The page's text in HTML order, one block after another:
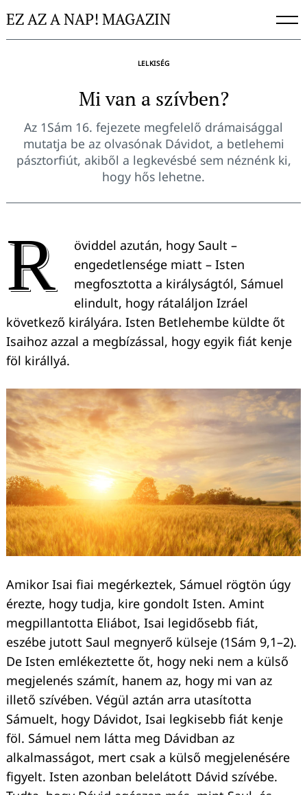
toEZ AZ A NAP! MAGAZIN
LELKISÉG
Mi van a szívben?
Az 1Sám 16. fejezete megfelelő drámaisággal
mutatja be az olvasónak Dávidot, a betlehemi
pásztorfiút, akiből a legkevésbé sem néznénk ki,
hogy hős lehetne.
R
öviddel azután, hogy Sault –
engedetlensége miatt – Isten
megfosztotta a királyságtól, Sámuel
elindult, hogy rátaláljon Izráel
következő királyára. Isten Betlehembe küldte őt
Isaihoz azzal a megbízással, hogy egyik fiát kenje
föl királlyá.
Amikor Isai fiai megérkeztek, Sámuel rögtön úgy
érezte, hogy tudja, kire gondolt Isten. Amint
megpillantotta Eliábot, Isai legidősebb fiát,
eszébe jutott Saul megnyerő külseje (1Sám 9,1–2).
De Isten emlékeztette őt, hogy neki nem a külső
megjelenés számít, hanem az, hogy mi van az
illető szívében. Végül aztán arra utasította
Sámuelt, hogy Dávidot, Isai legkisebb fiát kenje
föl. Sámuel nem látta meg Dávidban az
alkalmasságot, mert csak a külső megjelenésére
figyelt. Isten azonban belelátott Dávid szívébe.